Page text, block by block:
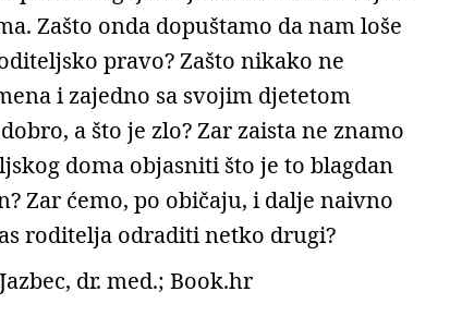
Zašto onda dopuštamo da nam loše
pravo? Zašto nikako ne
i zajedno sa svojim djetetom
a što je zlo? Zar zaista ne znamo
doma objasniti što je to blagdan
Zar ćemo, po običaju, i dalje naivno
roditelja odraditi netko drugi?
dr. med.; Book.hr